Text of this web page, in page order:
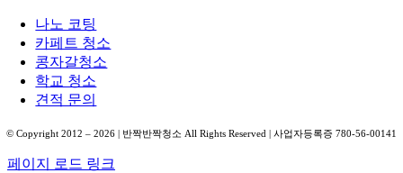
나노 코팅
카페트 청소
콩자갈청소
학교 청소
견적 문의
© Copyright 2012 – 2026 | 반짝반짝청소 All Rights Reserved | 사업자등록증 780-56-00141
페이지 로드 링크